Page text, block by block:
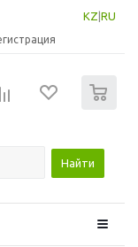
KZ RU
Найти